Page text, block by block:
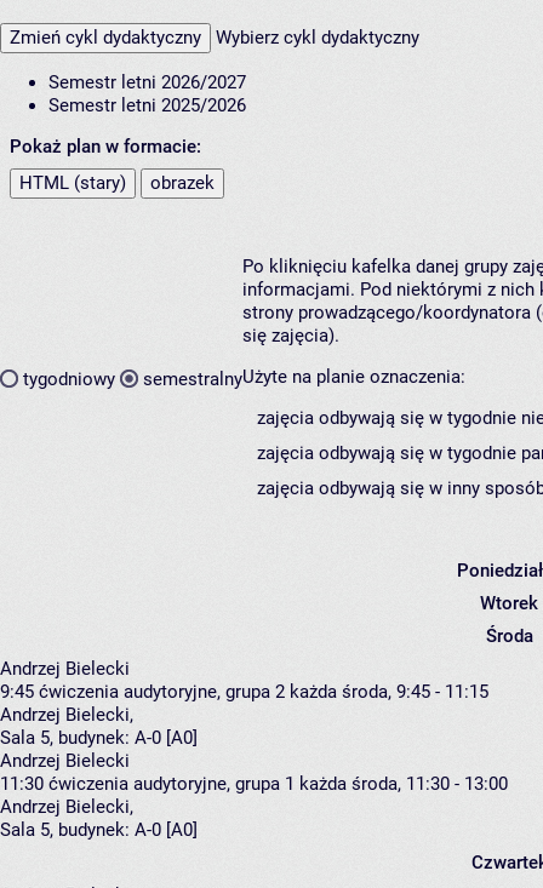
Zmień cykl dydaktyczny Wybierz cykl dydaktyczny
Semestr letni 2026/2027
Semestr letni 2025/2026
Pokaż plan w formacie:
HTML (stary)
obrazek
tygodniowy semestralny
Po kliknięciu kafelka danej grupy
informacjami. Pod niektórymi z nich
strony prowadzącego/koordynatora
się zajęcia).
Użyte na planie oznaczenia:
zajęcia odbywają się w tygodnie
zajęcia odbywają się w tygodnie
zajęcia odbywają się w inny
Wtorek
Środa
Andrzej Bielecki
9:45 ćwiczenia audytoryjne, grupa 2 każda środa, 9:45 - 11:15
Andrzej Bielecki,
Sala 5, budynek: A-0 [A0]
Andrzej Bielecki
11:30 ćwiczenia audytoryjne, grupa 1 każda środa, 11:30 - 13:00
Andrzej Bielecki,
Sala 5, budynek: A-0 [A0]